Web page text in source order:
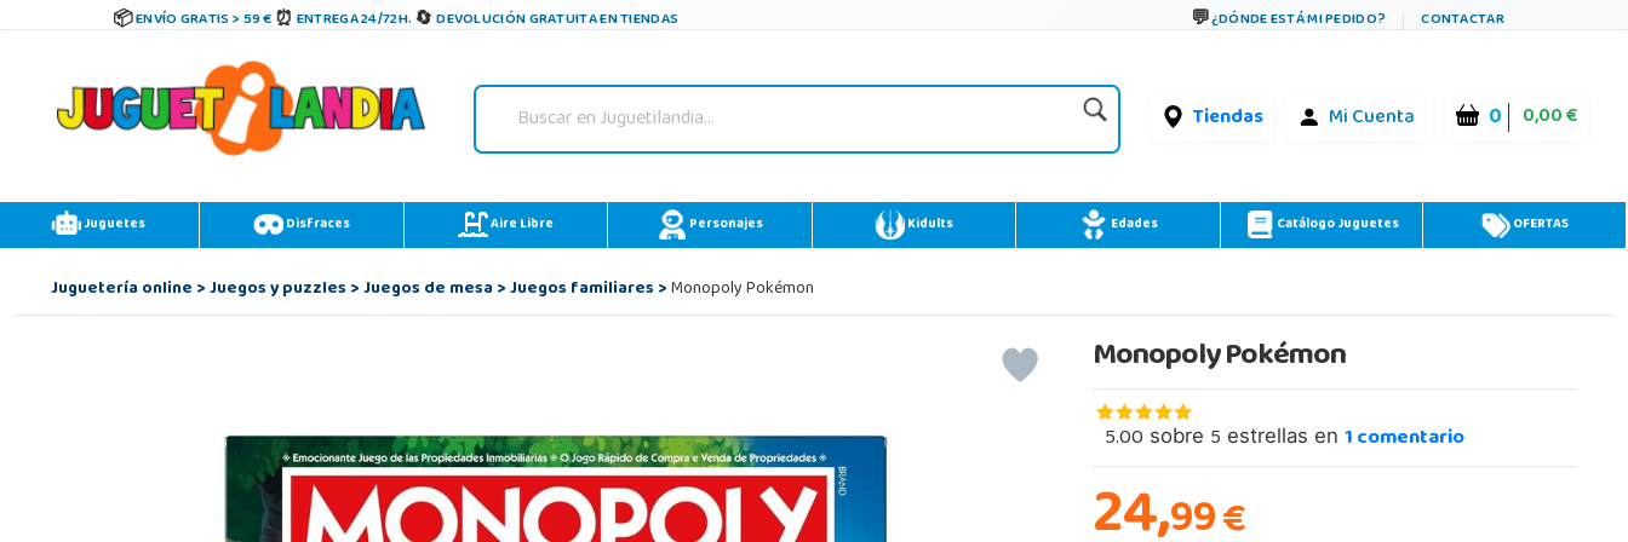
ENVÍO GRATIS > 59 € ENTREGA 24/72H. DEVOLUCIÓN GRATUITA EN TIENDAS ¿DÓNDE ESTÁ MI PEDIDO? CONTACTAR
Tiendas Mi Cuenta 0 0,00 €
Juguetes Disfraces Aire Libre Personajes Kidults Edades Catálogo Juguetes OFERTAS
Juguetería online>Juegos y puzzles>Juegos de mesa>Juegos familiares>Monopoly Pokémon
Monopoly Pokémon
5.00 sobre 5 estrellas en1comentario
99€